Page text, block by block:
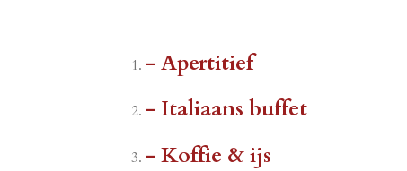
- Apertitief
- Italiaans buffet
- Koffie & ijs